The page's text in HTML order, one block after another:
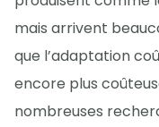
mais arrivent
que l’adaptation
encore plus
nombreuses